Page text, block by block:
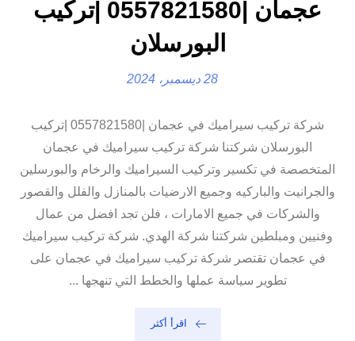
عجمان |0557821580 |تركيب
البورسلان
28 ديسمبر، 2024
شركة تركيب سيراميك في عجمان |0557821580 |تركيب
البورسلان شركتنا شركة تركيب سيراميك في عجمان
المتخصصة في تكسير وتركيب السيراميك والرخام والبورسلين
والجرانيت والباركيه وجميع الارضيات بالمنازل والفلل والقصور
والشركات في جميع الامارات ، فلن تجد افضل من عمال
وفنيين ومبلطين شركتنا شركة الهدي. شركة تركيب سيراميك
في عجمان تقتصر شركة تركيب سيراميك في عجمان على
تطوير سياسة عملها والخطط التي تنهجها ...
اقرأ أكثر